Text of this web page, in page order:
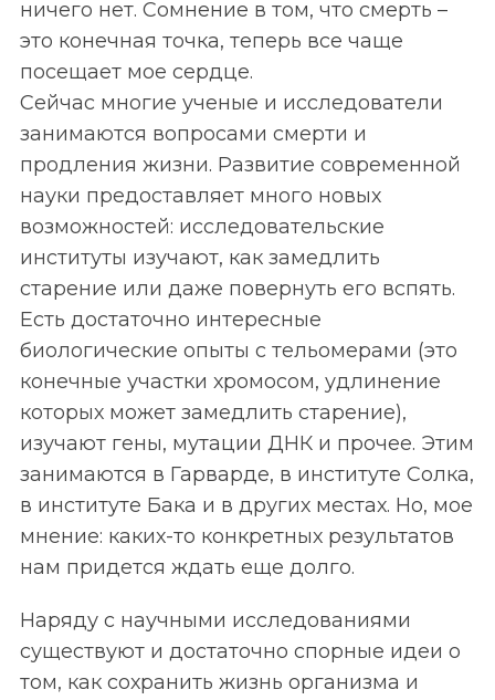
ничего нет. Сомнение в том, что смерть –
это конечная точка, теперь все чаще
посещает мое сердце.
Сейчас многие ученые и исследователи
занимаются вопросами смерти и
продления жизни. Развитие современной
науки предоставляет много новых
возможностей: исследовательские
институты изучают, как замедлить
старение или даже повернуть его вспять.
Есть достаточно интересные
биологические опыты с тельомерами (это
конечные участки хромосом, удлинение
которых может замедлить старение),
изучают гены, мутации ДНК и прочее. Этим
занимаются в Гарварде, в институте Солка,
в институте Бака и в других местах. Но, мое
мнение: каких-то конкретных результатов
нам придется ждать еще долго.
Наряду с научными исследованиями
существуют и достаточно спорные идеи о
том, как сохранить жизнь организма и